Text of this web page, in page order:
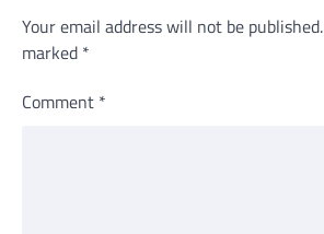
Your email address will not be published.
marked *
Comment *